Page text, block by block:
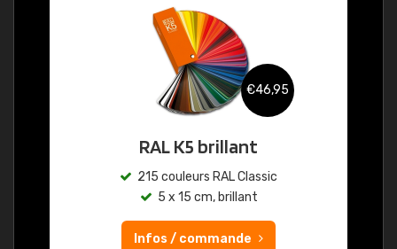
€46,95
RAL K5 brillant
215 couleurs RAL Classic
5 x 15 cm, brillant
Infos / commande